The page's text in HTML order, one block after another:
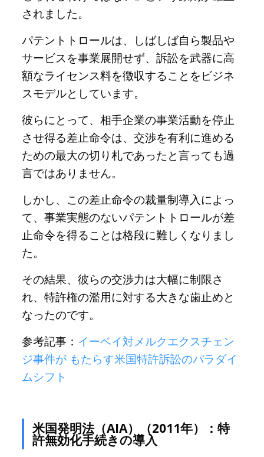
されました。
パテントトロールは、しばしば自ら製品や
サービスを事業展開せず、訴訟を武器に高
額なライセンス料を徴収することをビジネ
スモデルとしています。
彼らにとって、相手企業の事業活動を停止
させ得る差止命令は、交渉を有利に進める
ための最大の切り札であったと言っても過
言ではありません。
しかし、この差止命令の裁量制導入によっ
て、事業実態のないパテントトロールが差
止命令を得ることは格段に難しくなりまし
た。
その結果、彼らの交渉力は大幅に制限さ
れ、特許権の濫用に対する大きな歯止めと
なったのです。
参考記事： イーベイ対メルクエクスチェン
ジ事件が もたらす米国特許訴訟のパラダイ
ムシフト
米国発明法（AIA）（2011年）：特
許無効化手続きの導入